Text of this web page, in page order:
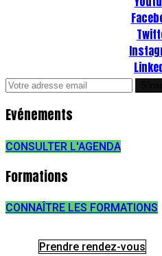
Evénements
CONSULTER L'AGENDA
Formations
CONNAÎTRE LES FORMATIONS
Prendre rendez-vous